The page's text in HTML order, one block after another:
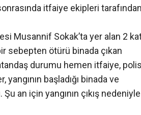
itfaiye ekipleri tarafından
Musannif Sokak’ta yer alan 2
sebepten ötürü binada çıkan
durumu hemen itfaiye, polis
başladığı binada ve
an için yangının çıkış nedeniyle